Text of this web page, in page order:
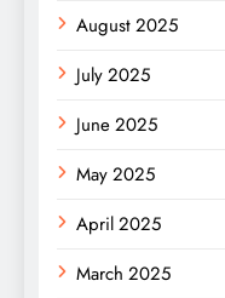
August 2025
July 2025
June 2025
May 2025
April 2025
March 2025